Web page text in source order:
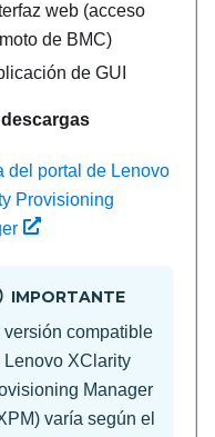
web (acceso
de BMC)
de GUI
del portal de Lenovo
Provisioning
IMPORTANTE
versión compatible
Lenovo XClarity
Manager
) varía según el